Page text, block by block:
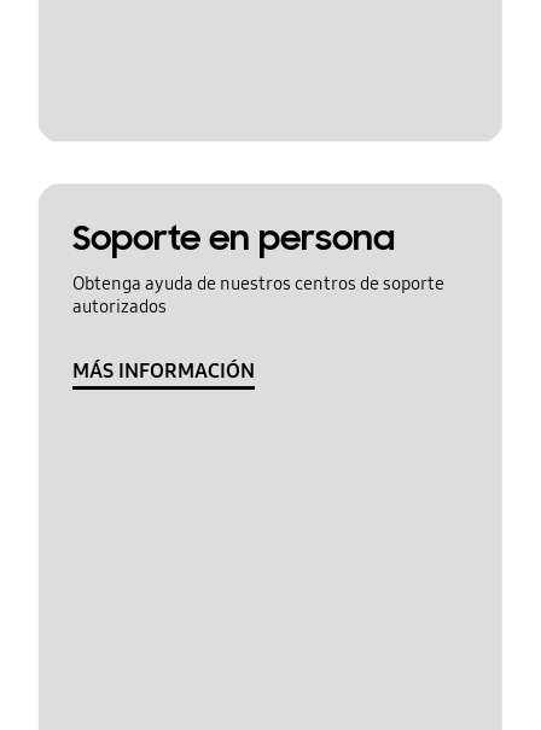
Soporte en persona
Obtenga ayuda de nuestros centros de soporte
autorizados
MÁS INFORMACIÓN